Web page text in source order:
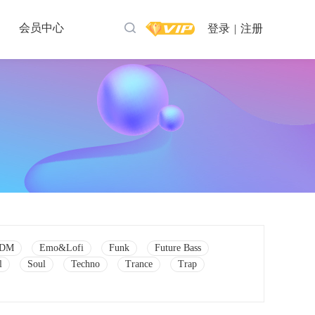
会员中心 登录 | 注册
Emo&Lofi Funk
Future Bass
Soul Techno Trance
Trap